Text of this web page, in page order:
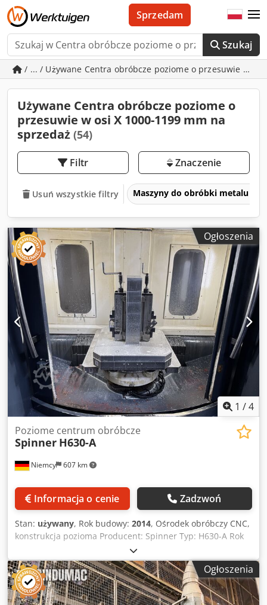
Szukaj
Sprzedam
/ ... / Używane Centra obróbcze poziome o przesuwie w osi
Używane Centra obróbcze poziome o
przesuwie w osi X 1000-1199 mm na
sprzedaż (54)
Filtr Znaczenie
Usuń wszystkie filtry Maszyny do obróbki metalu i
Ogłoszenia
1 /4
Niemcy 607 km
Poziome centrum obróbcze
Spinner H630-A
Informacja o cenie Zadzwoń
Stan: używany, Rok budowy: 2014, Ośrodek obróbczy CNC,
konstrukcja pozioma Producent: Spinner Typ: H630-A Rok
produkcji: 2014 Sterowanie: Fanuc 0iMD Skoki osi: X/Y/Z:
1000 x 850 x 950 mm Wrzeciono frezujące do 10 000
obr./min. z napędem bezpośrednim „In-Line” Rozmiar
stożka narzędzia 40 System przedmuchu stożka wrzeciona
4. oś – stół obrotowy Automatyczna zmiana palet: 2 x 630 x
Ogłoszenia